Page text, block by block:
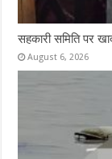
सहकारी समिति पर
August 6, 2026